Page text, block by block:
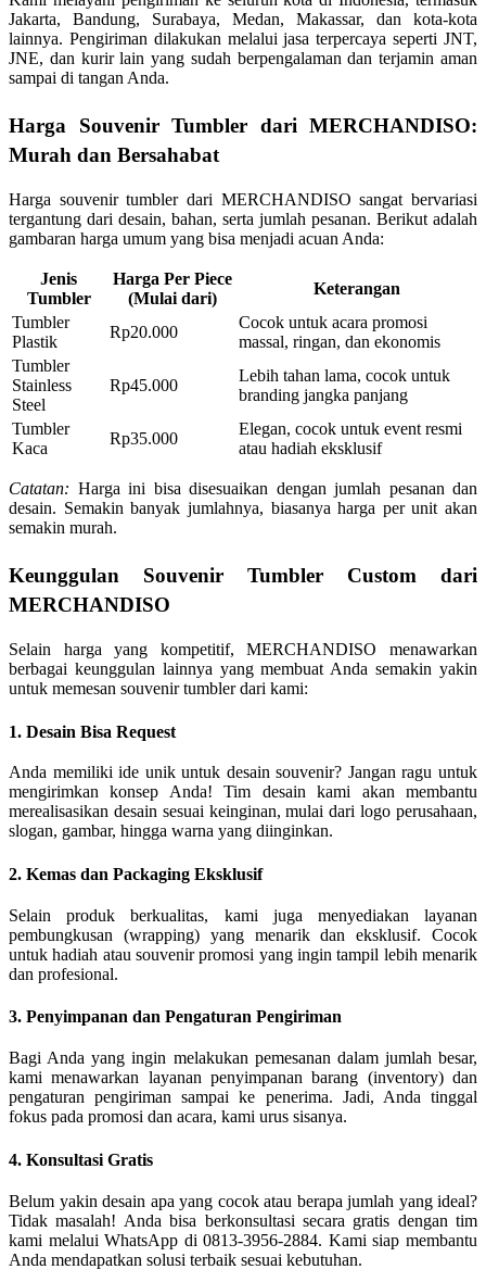
Jakarta, Bandung, Surabaya, Medan, Makassar, dan kota-kota
lainnya. Pengiriman dilakukan melalui jasa terpercaya seperti JNT,
JNE, dan kurir lain yang sudah berpengalaman dan terjamin aman
sampai di tangan Anda.
Harga Souvenir Tumbler dari MERCHANDISO:
Murah dan Bersahabat
Harga souvenir tumbler dari MERCHANDISO sangat bervariasi
tergantung dari desain, bahan, serta jumlah pesanan. Berikut adalah
gambaran harga umum yang bisa menjadi acuan Anda:
Jenis
Tumbler
Harga Per Piece
(Mulai dari)
Keterangan
Tumbler
Plastik
Rp20.000
Cocok untuk acara promosi
massal, ringan, dan ekonomis
Tumbler
Stainless
Steel
Rp45.000
Lebih tahan lama, cocok untuk
branding jangka panjang
Tumbler
Kaca
Rp35.000
Elegan, cocok untuk event resmi
atau hadiah eksklusif
Catatan: Harga ini bisa disesuaikan dengan jumlah pesanan dan
desain. Semakin banyak jumlahnya, biasanya harga per unit akan
semakin murah.
Keunggulan Souvenir Tumbler Custom dari
MERCHANDISO
Selain harga yang kompetitif, MERCHANDISO menawarkan
berbagai keunggulan lainnya yang membuat Anda semakin yakin
untuk memesan souvenir tumbler dari kami:
1. Desain Bisa Request
Anda memiliki ide unik untuk desain souvenir? Jangan ragu untuk
mengirimkan konsep Anda! Tim desain kami akan membantu
merealisasikan desain sesuai keinginan, mulai dari logo perusahaan,
slogan, gambar, hingga warna yang diinginkan.
2. Kemas dan Packaging Eksklusif
Selain produk berkualitas, kami juga menyediakan layanan
pembungkusan (wrapping) yang menarik dan eksklusif. Cocok
untuk hadiah atau souvenir promosi yang ingin tampil lebih menarik
dan profesional.
3. Penyimpanan dan Pengaturan Pengiriman
Bagi Anda yang ingin melakukan pemesanan dalam jumlah besar,
kami menawarkan layanan penyimpanan barang (inventory) dan
pengaturan pengiriman sampai ke penerima. Jadi, Anda tinggal
fokus pada promosi dan acara, kami urus sisanya.
4. Konsultasi Gratis
Belum yakin desain apa yang cocok atau berapa jumlah yang ideal?
Tidak masalah! Anda bisa berkonsultasi secara gratis dengan tim
kami melalui WhatsApp di 0813-3956-2884. Kami siap membantu
Anda mendapatkan solusi terbaik sesuai kebutuhan.